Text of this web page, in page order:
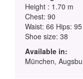
Height : 1.70 m
Chest: 90
Waist: 66 Hips: 95
Shoe size: 38
Available in:
München,